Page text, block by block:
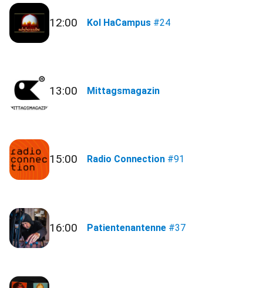
12:00 Kol HaCampus #24
13:00 Mittagsmagazin
15:00 Radio Connection #91
16:00 Patientenantenne #37